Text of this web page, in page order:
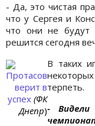
- Да, это чистая
что у Сергея и
что они не будут
решится сегодня
Протасов
верит в
успех (ФК
Днепр)
В таких
терпеть.
-